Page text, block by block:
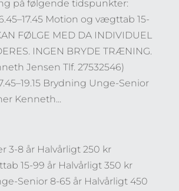
på følgende tidspunkter:
Motion og vægttab 15-
FØLGE MED DA INDIVIDUEL
INGEN BRYDE TRÆNING.
Jensen Tlf. 27532546)
Brydning Unge-Senior
Kenneth...
3-8 år Halvårligt 250 kr
15-99 år Halvårligt 350 kr
Senior 8-65 år Halvårligt 450